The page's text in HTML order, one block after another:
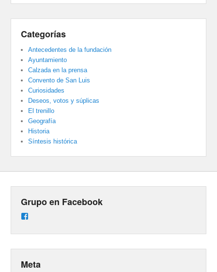
Categorías
Antecedentes de la fundación
Ayuntamiento
Calzada en la prensa
Convento de San Luis
Curiosidades
Deseos, votos y súplicas
El trenillo
Geografía
Historia
Síntesis histórica
Grupo en Facebook
Meta